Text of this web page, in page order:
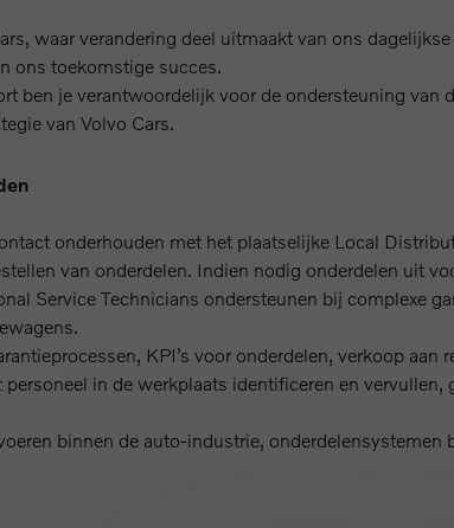
waar verandering deel uitmaakt van ons
ons toekomstige succes.
ben je verantwoordelijk voor de ondersteuning
van Volvo Cars.
onderhouden met het plaatselijke Local
van onderdelen. Indien nodig onderdelen uit
Service Technicians ondersteunen bij complexe
KPI’s voor onderdelen, verkoop aan
in de werkplaats identificeren en
binnen de auto-industrie,